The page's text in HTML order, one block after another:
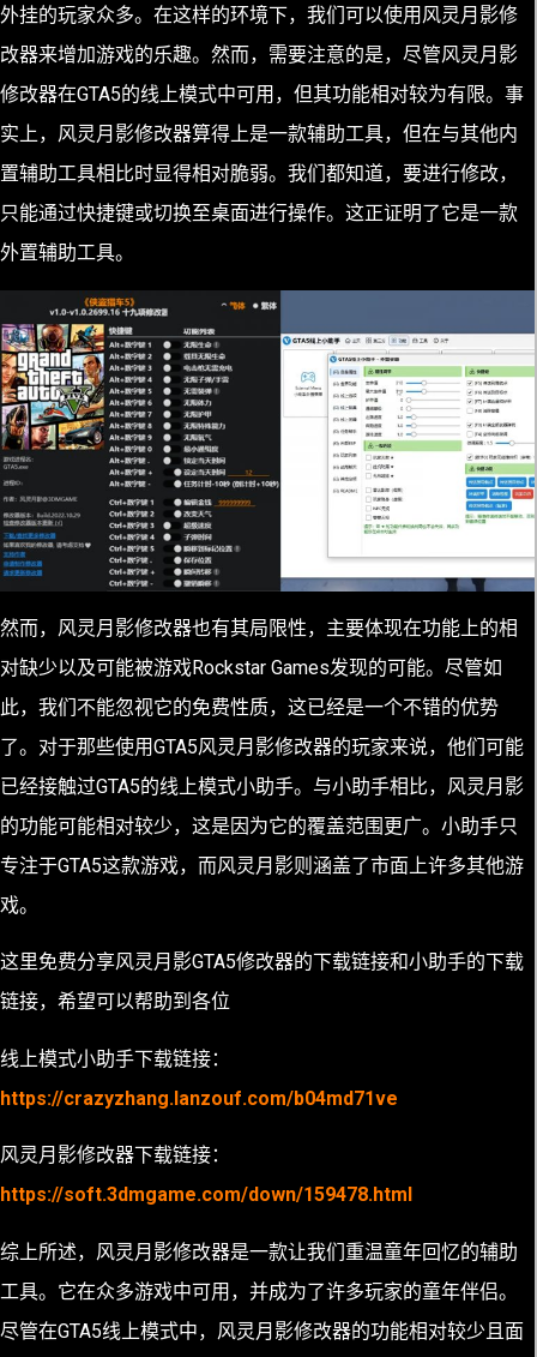
外挂的玩家众多。在这样的环境下，我们可以使用风灵月影修
改器来增加游戏的乐趣。然而，需要注意的是，尽管风灵月影
修改器在GTA5的线上模式中可用，但其功能相对较为有限。事
实上，风灵月影修改器算得上是一款辅助工具，但在与其他内
置辅助工具相比时显得相对脆弱。我们都知道，要进行修改，
只能通过快捷键或切换至桌面进行操作。这正证明了它是一款
外置辅助工具。
然而，风灵月影修改器也有其局限性，主要体现在功能上的相
对缺少以及可能被游戏Rockstar Games发现的可能。尽管如
此，我们不能忽视它的免费性质，这已经是一个不错的优势
了。对于那些使用GTA5风灵月影修改器的玩家来说，他们可能
已经接触过GTA5的线上模式小助手。与小助手相比，风灵月影
的功能可能相对较少，这是因为它的覆盖范围更广。小助手只
专注于GTA5这款游戏，而风灵月影则涵盖了市面上许多其他游
戏。
这里免费分享风灵月影GTA5修改器的下载链接和小助手的下载
链接，希望可以帮助到各位
线上模式小助手下载链接：
https://crazyzhang.lanzouf.com/b04md71ve
风灵月影修改器下载链接：
https://soft.3dmgame.com/down/159478.html
综上所述，风灵月影修改器是一款让我们重温童年回忆的辅助
工具。它在众多游戏中可用，并成为了许多玩家的童年伴侣。
尽管在GTA5线上模式中，风灵月影修改器的功能相对较少且面